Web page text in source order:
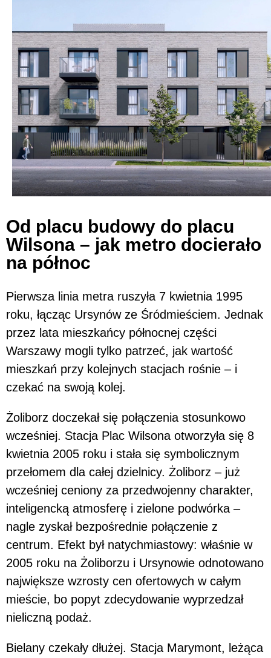
Od placu budowy do placu
Wilsona – jak metro docierało
na północ
Pierwsza linia metra ruszyła 7 kwietnia 1995
roku, łącząc Ursynów ze Śródmieściem. Jednak
przez lata mieszkańcy północnej części
Warszawy mogli tylko patrzeć, jak wartość
mieszkań przy kolejnych stacjach rośnie – i
czekać na swoją kolej.
Żoliborz doczekał się połączenia stosunkowo
wcześniej. Stacja Plac Wilsona otworzyła się 8
kwietnia 2005 roku i stała się symbolicznym
przełomem dla całej dzielnicy. Żoliborz – już
wcześniej ceniony za przedwojenny charakter,
inteligencką atmosferę i zielone podwórka –
nagle zyskał bezpośrednie połączenie z
centrum. Efekt był natychmiastowy: właśnie w
2005 roku na Żoliborzu i Ursynowie odnotowano
największe wzrosty cen ofertowych w całym
mieście, bo popyt zdecydowanie wyprzedzał
nieliczną podaż.
Bielany czekały dłużej. Stacja Marymont, leżąca